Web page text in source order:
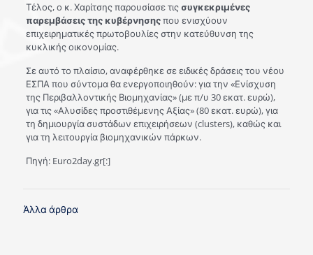
Τέλος, ο κ. Χαρίτσης παρουσίασε τιςσυγκεκριμένες
παρεμβάσεις της κυβέρνησηςπου ενισχύουν
επιχειρηματικές πρωτοβουλίες στην κατεύθυνση της
κυκλικής οικονομίας.
Σε αυτό το πλαίσιο, αναφέρθηκε σε ειδικές δράσεις του νέου
ΕΣΠΑ που σύντομα θα ενεργοποιηθούν: για την «Ενίσχυση
της Περιβαλλοντικής Βιομηχανίας» (με π/υ 30 εκατ. ευρώ),
για τις «Αλυσίδες προστιθέμενης Αξίας» (80 εκατ. ευρώ), για
τη δημιουργία συστάδων επιχειρήσεων (clusters), καθώς και
για τη λειτουργία βιομηχανικών πάρκων.
Πηγή: Euro2day.gr[:]
Άλλα άρθρα